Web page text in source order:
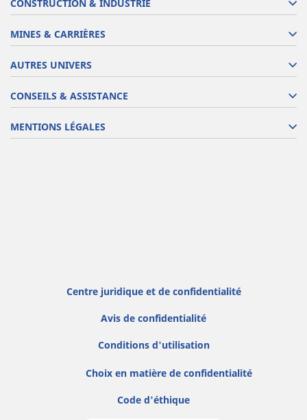
CONSTRUCTION & INDUSTRIE
MINES & CARRIÈRES
AUTRES UNIVERS
CONSEILS & ASSISTANCE
MENTIONS LÉGALES
Centre juridique et de confidentialité
Avis de confidentialité
Conditions d'utilisation
Choix en matière de confidentialité
Code d'éthique